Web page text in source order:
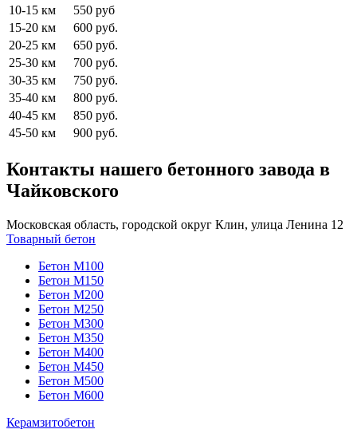
10-15 км
550 руб
15-20 км
600 руб.
20-25 км
650 руб.
25-30 км
700 руб.
30-35 км
750 руб.
35-40 км
800 руб.
40-45 км
850 руб.
45-50 км
900 руб.
Контакты нашего бетонного завода в
Чайковского
Московская область, городской округ Клин, улица Ленина 12
Товарный бетон
Бетон М100
Бетон М150
Бетон М200
Бетон М250
Бетон М300
Бетон М350
Бетон М400
Бетон М450
Бетон М500
Бетон М600
Керамзитобетон